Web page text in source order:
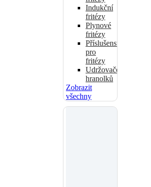
Indukční
fritézy
Plynové
fritézy
Příslušenství
pro
fritézy
Udržovače
hranolků
Zobrazit
všechny